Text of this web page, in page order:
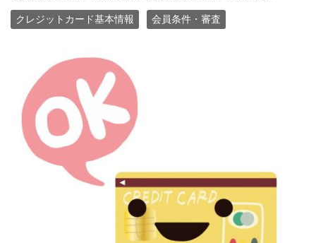
クレジットカード基本情報 会員条件・審査